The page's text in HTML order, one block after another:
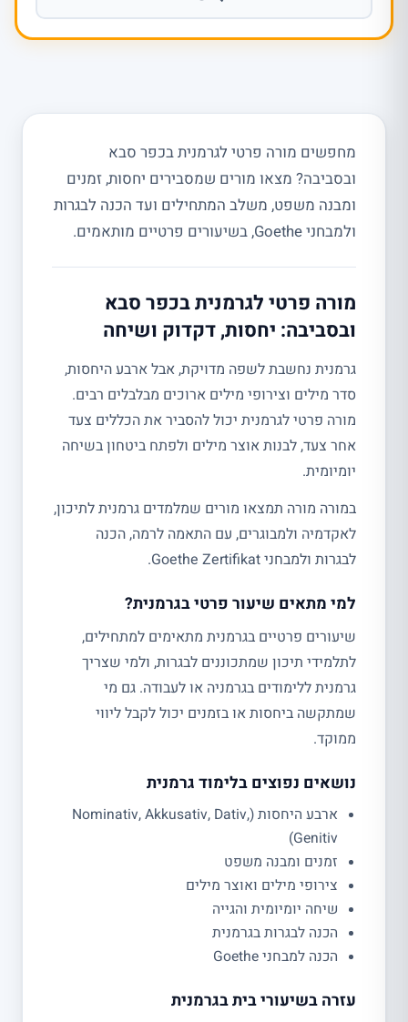
מחפשים מורה פרטי לגרמנית בכפר סבא
ובסביבה? מצאו מורים שמסבירים יחסות, זמנים
ומבנה משפט, משלב המתחילים ועד הכנה לבגרות
ולמבחני Goethe, בשיעורים פרטיים מותאמים.
מורה פרטי לגרמנית בכפר סבא
ובסביבה: יחסות, דקדוק ושיחה
גרמנית נחשבת לשפה מדויקת, אבל ארבע היחסות,
סדר מילים וצירופי מילים ארוכים מבלבלים רבים.
מורה פרטי לגרמנית יכול להסביר את הכללים צעד
אחר צעד, לבנות אוצר מילים ולפתח ביטחון בשיחה
יומיומית.
במורה מורה תמצאו מורים שמלמדים גרמנית לתיכון,
לאקדמיה ולמבוגרים, עם התאמה לרמה, הכנה
לבגרות ולמבחני Goethe Zertifikat.
למי מתאים שיעור פרטי בגרמנית?
שיעורים פרטיים בגרמנית מתאימים למתחילים,
לתלמידי תיכון שמתכוננים לבגרות, ולמי שצריך
גרמנית ללימודים בגרמניה או לעבודה. גם מי
שמתקשה ביחסות או בזמנים יכול לקבל ליווי
ממוקד.
נושאים נפוצים בלימוד גרמנית
ארבע היחסות (Nominativ, Akkusativ, Dativ,
Genitiv)
זמנים ומבנה משפט
צירופי מילים ואוצר מילים
שיחה יומיומית והגייה
הכנה לבגרות בגרמנית
הכנה למבחני Goethe
עזרה בשיעורי בית בגרמנית